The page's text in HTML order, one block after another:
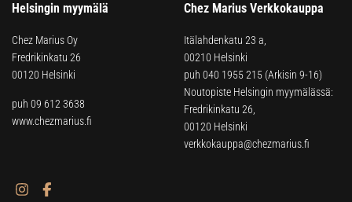
Helsingin myymälä
Chez Marius Oy
Fredrikinkatu 26
00120 Helsinki
puh 09 612 3638
www.chezmarius.fi
Chez Marius Verkkokauppa
Itälahdenkatu 23 a,
00210 Helsinki
puh 040 1955 215 (Arkisin 9-16)
Noutopiste Helsingin myymälässä:
Fredrikinkatu 26,
00120 Helsinki
verkkokauppa@chezmarius.fi